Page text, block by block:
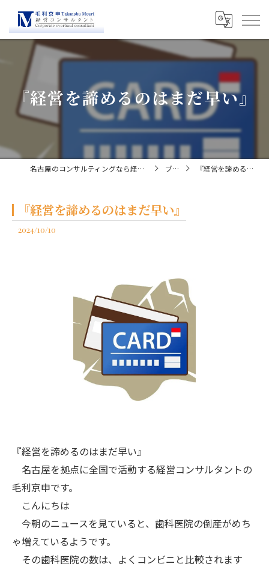
『経営を諦めるのはまだ早い』
名古屋のコンサルティングなら経営コンサルタント毛利京申 ブログ 『経営を諦めるのはまだ早い』
『経営を諦めるのはまだ早い』
2024/10/10
『経営を諦めるのはまだ早い』
名古屋を拠点に全国で活動する経営コンサルタントの
毛利京申です。
こんにちは
今朝のニュースを見ていると、歯科医院の倒産がめち
ゃ増えているようです。
その歯科医院の数は、よくコンビニと比較されます